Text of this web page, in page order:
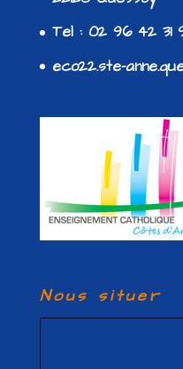
Tel : 02 96 42 31
eco22.ste-
Nous situer